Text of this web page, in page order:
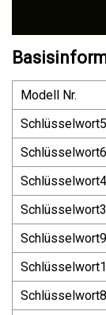
Modell Nr.
Schlüsselwort5
Schlüsselwort6
Schlüsselwort4
Schlüsselwort3
Schlüsselwort9
Schlüsselwort8